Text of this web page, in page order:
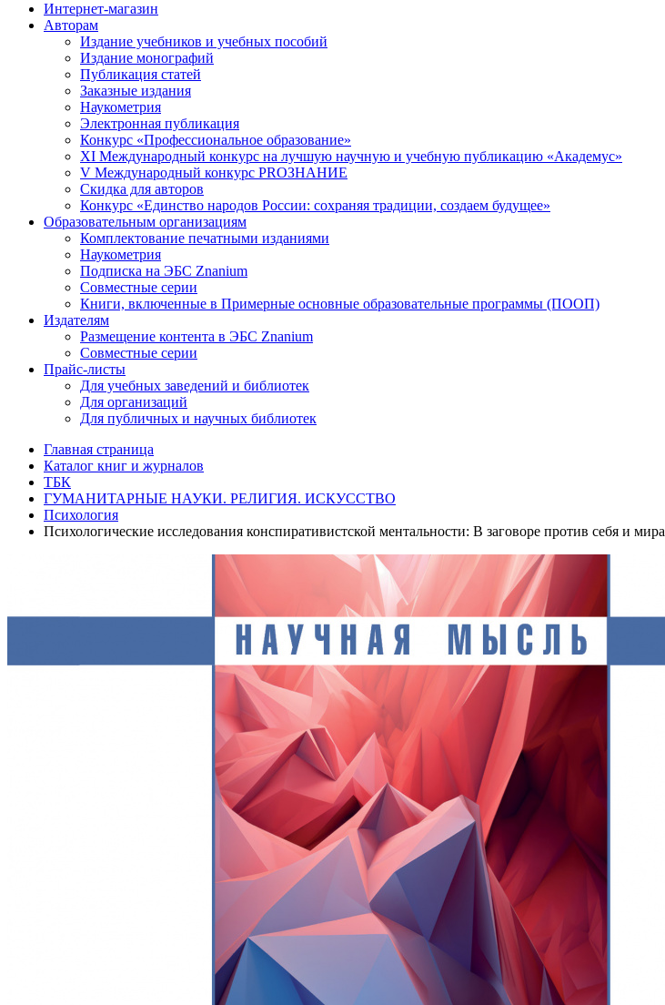
Интернет-магазин
Авторам
Издание учебников и учебных пособий
Издание монографий
Публикация статей
Заказные издания
Наукометрия
Электронная публикация
Конкурс «Профессиональное образование»
XI Международный конкурс на лучшую научную и учебную публикацию «Академус»
V Международный конкурс PROЗНАНИЕ
Скидка для авторов
Конкурс «Единство народов России: сохраняя традиции, создаем будущее»
Образовательным организациям
Комплектование печатными изданиями
Наукометрия
Подписка на ЭБС Znanium
Совместные серии
Книги, включенные в Примерные основные образовательные программы (ПООП)
Издателям
Размещение контента в ЭБС Znanium
Совместные серии
Прайс-листы
Для учебных заведений и библиотек
Для организаций
Для публичных и научных библиотек
Главная страница
Каталог книг и журналов
ТБК
ГУМАНИТАРНЫЕ НАУКИ. РЕЛИГИЯ. ИСКУССТВО
Психология
Психологические исследования конспиративистской ментальности: В заговоре против себя и мира